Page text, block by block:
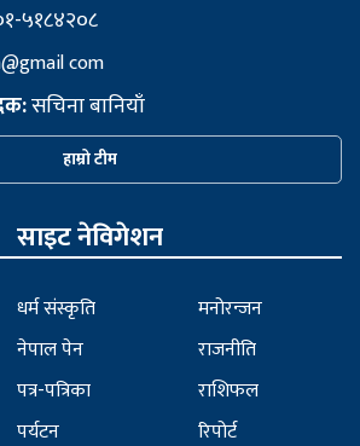
५१८४२०८
com
सचिना बानियाँ
हाम्रो टीम
साइट नेविगेशन
धर्म संस्कृति
नेपाल पेन
पत्र-पत्रिका
पर्यटन
मनोरन्जन
राजनीति
राशिफल
रिपोर्ट